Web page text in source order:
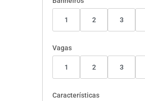
1 2 3
Vagas
1 2 3
Características